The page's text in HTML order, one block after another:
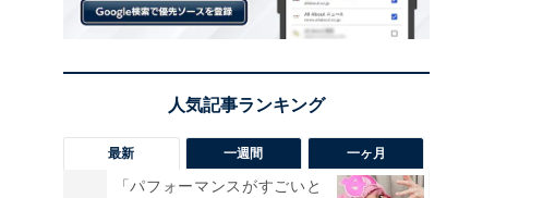
最新 一週間 一ヶ月
「パフォーマンスがすごいと